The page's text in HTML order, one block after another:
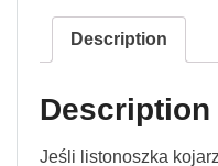
Description
Description
Jeśli listonoszka